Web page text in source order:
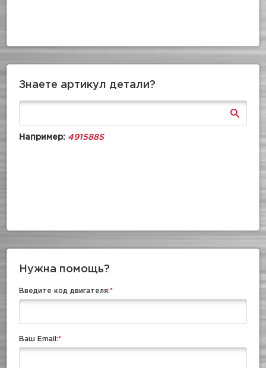
Знаете артикул детали?
Например: 491588S
Нужна помощь?
Введите код двигателя:*
Ваш Email:*